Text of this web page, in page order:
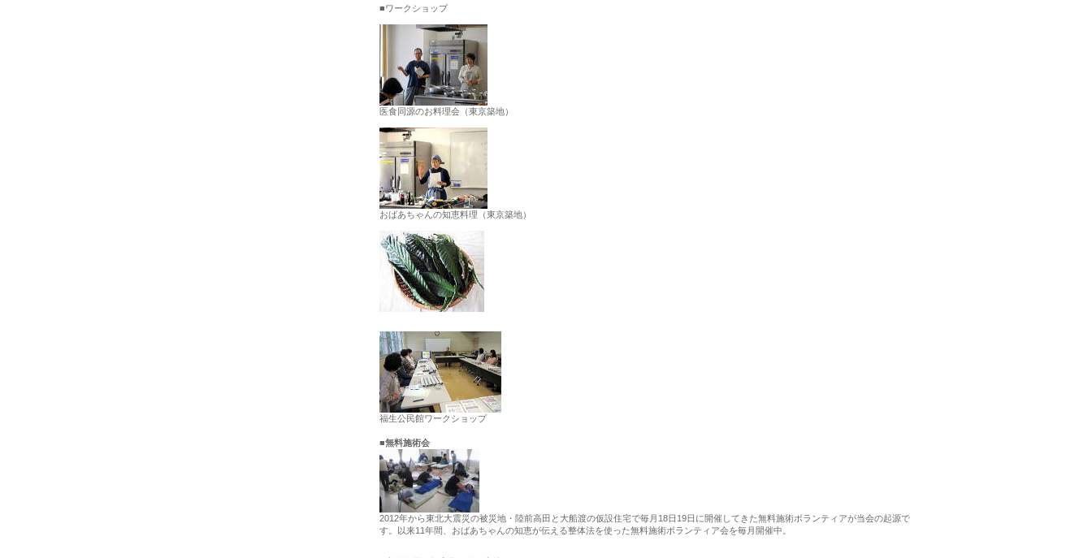
■ワークショップ
医食同源のお料理会（東京築地）
おばあちゃんの知恵料理（東京築地）
福生公民館ワークショップ
■無料施術会
2012年から東北大震災の被災地・陸前高田と大船渡の仮設住宅で毎月18日19日に開催してきた無料施術ボランティアが当会の起源で
す。以来11年間、おばあちゃんの知恵が伝える整体法を使った無料施術ボランティア会を毎月開催中。